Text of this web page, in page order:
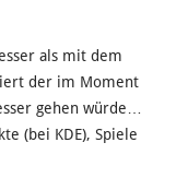
als mit dem
der im Moment
gehen würde…
(bei KDE), Spiele